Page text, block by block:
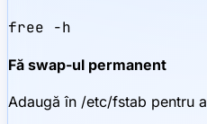
free -h
Fă swap-ul permanent
Adaugă în /etc/fstab pentru